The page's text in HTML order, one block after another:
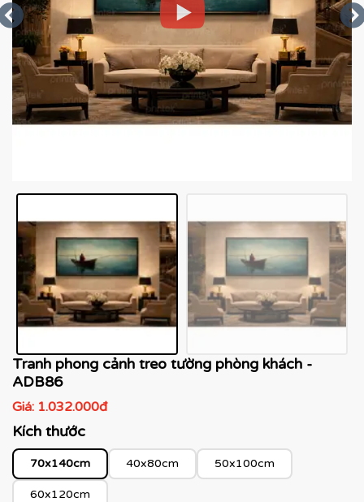
Tranh phong cảnh treo tường phòng khách -
ADB86
Giá: 1.032.000đ
Kích thước
70x140cm 40x80cm 50x100cm
60x120cm